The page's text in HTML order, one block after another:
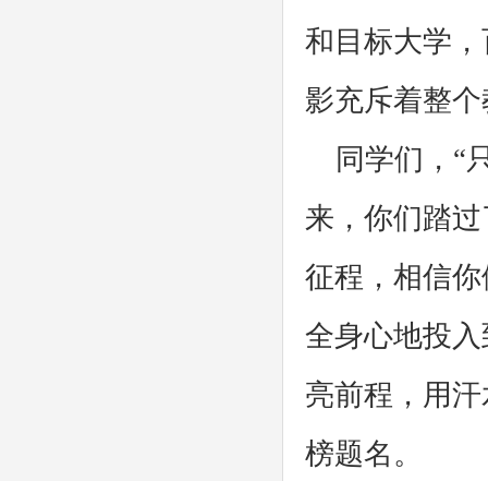
和目标大学
影充斥着整
同学们，“
来，你们踏
征程，相信
全身心地投
亮前程，用
榜题名。